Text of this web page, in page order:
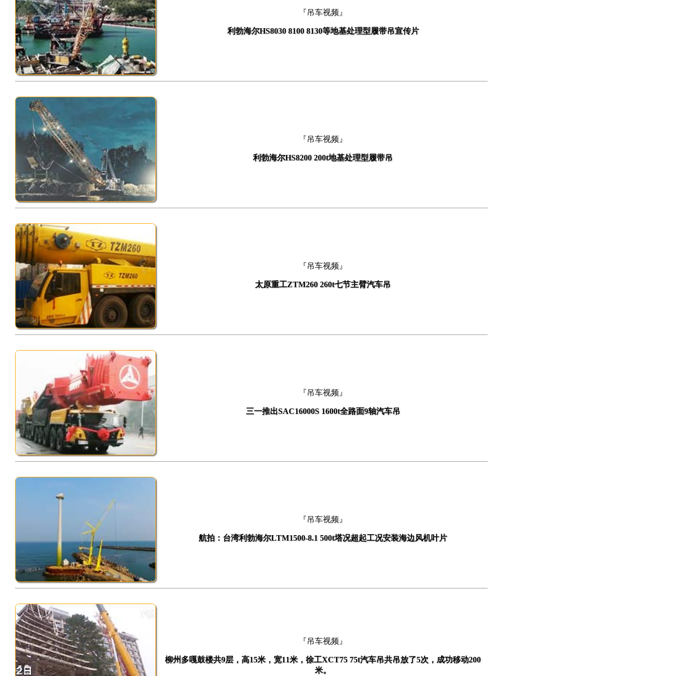
『吊车视频』
利勃海尔HS8030 8100 8130等地基处理型履带吊宣传片
『吊车视频』
利勃海尔HS8200 200t地基处理型履带吊
『吊车视频』
太原重工ZTM260 260t七节主臂汽车吊
『吊车视频』
三一推出SAC16000S 1600t全路面9轴汽车吊
『吊车视频』
航拍：台湾利勃海尔LTM1500-8.1 500t塔况超起工况安装海边风机叶片
『吊车视频』
柳州多嘎鼓楼共9层，高15米，宽11米，徐工XCT75 75t汽车吊共吊放了5次，成功移动200
米。